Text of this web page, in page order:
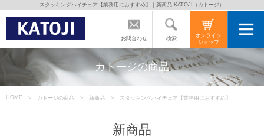
トップページ
カトージの商品
カトージについて
商品をご愛用の方へ
お問合わせ 検索
オンライン
ショップ
スタッキングハイチェア【業務用におすすめ】｜新商品 KATOJI（カトージ）
カトージの商品
HOME カトージの商品 新商品 スタッキングハイチェア【業務用におすすめ】
新商品